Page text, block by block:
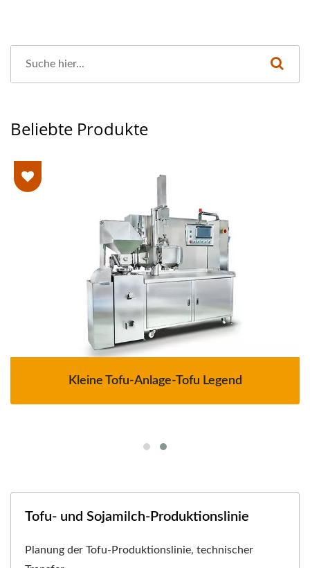
Beliebte Produkte
Kleine Tofu-Anlage-Tofu Legend
Tofu- und Sojamilch-Produktionslinie
Planung der Tofu-Produktionslinie, technischer